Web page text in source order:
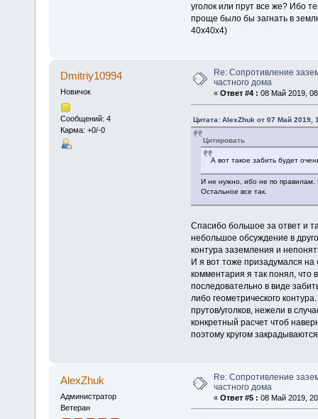
уголок или прут все же? Ибо
проще было бы загнать в
40х40х4)
Dmitriy10994
Новичок
Сообщений: 4
Карма: +0/-0
Re: Сопротивление
частного дома
« Ответ #4 : 08 Май 2019,
Цитата: AlexZhuk от 07 Май 2019,
Цитировать
А вот такое забить будет
И не нужно, ибо не по правилам.
Остальное все так.
Спасибо большое за ответ и
небольшое обсуждение в
контура заземления и
И я вот тоже призадумался на
комментария я так понял, что
последовательно в виде
либо геометрического
прутов/уголков, нежели в
конкретный расчет чтоб
поэтому кругом
AlexZhuk
Администратор
Ветеран
Re: Сопротивление
частного дома
« Ответ #5 : 08 Май 2019,